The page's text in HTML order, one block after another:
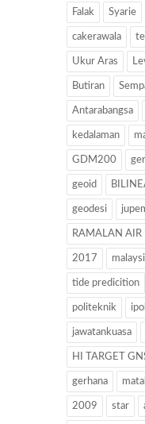
Falak Syarie
cakerawala
Ukur Aras
Butiran
Antarabangsa
kedalaman
GDM200
geoid
geodesi
RAMALAN AIR
2017
tide predicition
politeknik
jawatankuasa
HI TARGET
gerhana
2009 star